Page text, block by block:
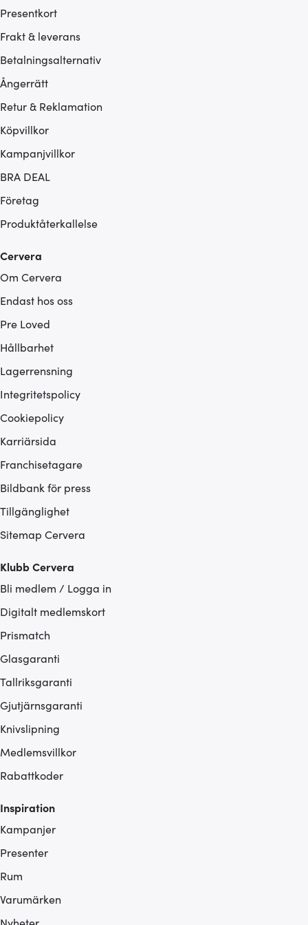
Presentkort
Frakt & leverans
Betalningsalternativ
Ångerrätt
Retur & Reklamation
Köpvillkor
Kampanjvillkor
BRA DEAL
Företag
Produktåterkallelse
Cervera
Om Cervera
Endast hos oss
Pre Loved
Hållbarhet
Lagerrensning
Integritetspolicy
Cookiepolicy
Karriärsida
Franchisetagare
Bildbank för press
Tillgänglighet
Sitemap Cervera
Klubb Cervera
Bli medlem / Logga in
Digitalt medlemskort
Prismatch
Glasgaranti
Tallriksgaranti
Gjutjärnsgaranti
Knivslipning
Medlemsvillkor
Rabattkoder
Inspiration
Kampanjer
Presenter
Rum
Varumärken